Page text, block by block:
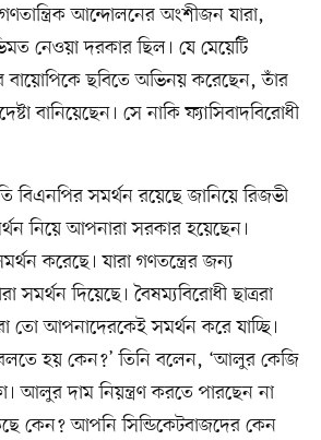
আন্দোলনের অংশীজন যারা,
নেওয়া দরকার ছিল। যে মেয়েটি
বায়োপিকে ছবিতে অভিনয় করেছেন, তাঁর
বানিয়েছেন। সে নাকি ফ্যাসিবাদবিরোধী
বিএনপির সমর্থন রয়েছে জানিয়ে রিজভী
নিয়ে আপনারা সরকার হয়েছেন।
করেছে। যারা গণতন্ত্রের জন্য
দিয়েছে। বৈষম্যবিরোধী ছাত্ররা
তো আপনাদেরকেই সমর্থন করে যাচ্ছি।
বলতে হয় কেন?’ তিনি বলেন, ‘আলুর কেজি
আলুর দাম নিয়ন্ত্রণ করতে পারছেন না
কেন? আপনি সিন্ডিকেটবাজদের কেন